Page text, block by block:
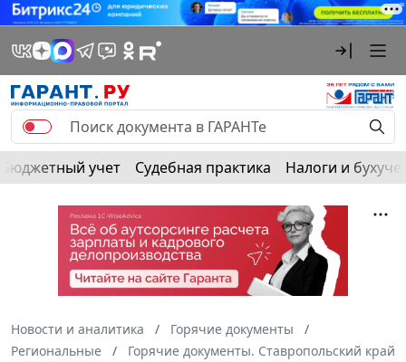
Бюджетный учет Судебная практика Налоги и
Новости и аналитика
Горячие документы
Региональные
Горячие документы. Ставропольский край